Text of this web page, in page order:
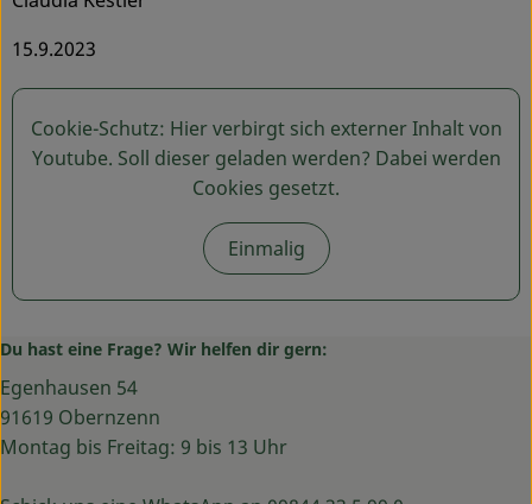
15.9.2023
Cookie-Schutz: Hier verbirgt sich externer Inhalt von
Youtube. Soll dieser geladen werden? Dabei werden
Cookies gesetzt.
Einmalig
Du hast eine Frage? Wir helfen dir gern:
Egenhausen 54
91619 Obernzenn
Montag bis Freitag: 9 bis 13 Uhr